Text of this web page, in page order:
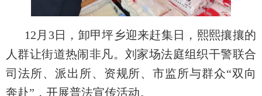
12月3日，卸甲坪乡迎来赶集日，熙熙攘攘的
人群让街道热闹非凡。刘家场法庭组织干警联合
司法所、派出所、资规所、市监所与群众“双向
奔赴”，开展普法宣传活动。